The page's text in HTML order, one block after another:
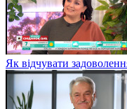
Як відчувати